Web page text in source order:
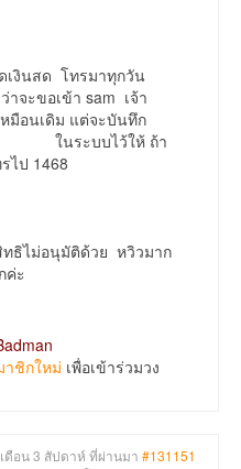
เงินสด โทรมาทุกวัน
จะขอเข้า sam เจ้า
มือนเดิม แต่จะบันทึก
ว้ให้ ถ้า
ไป 1468
ทธิไม่อนุมัติด้วย หวิวมาก
ค่ะ
ชิกใหม่ เพื่อเข้าร่วมวง
ดือน 3 สัปดาห์ ที่ผ่านมา #131151